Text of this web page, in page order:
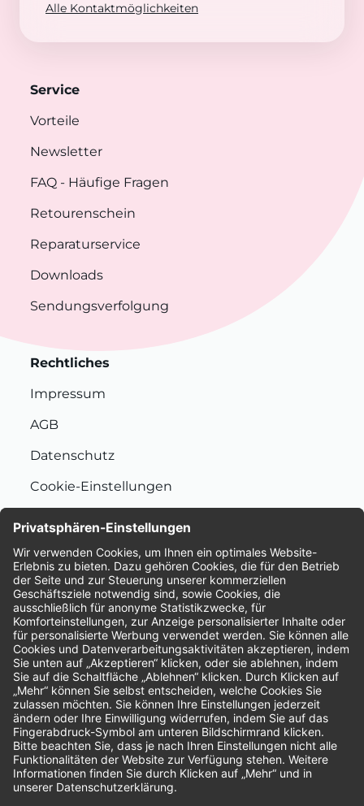
Alle Kontaktmöglichkeiten
Service
Vorteile
Newsletter
FAQ - Häufige Fragen
Retourenschein
Reparaturservice
Downloads
Sendungsverfolgung
Rechtliches
Impressum
AGB
Datenschutz
Cookie-Einstellungen
Bewertungen